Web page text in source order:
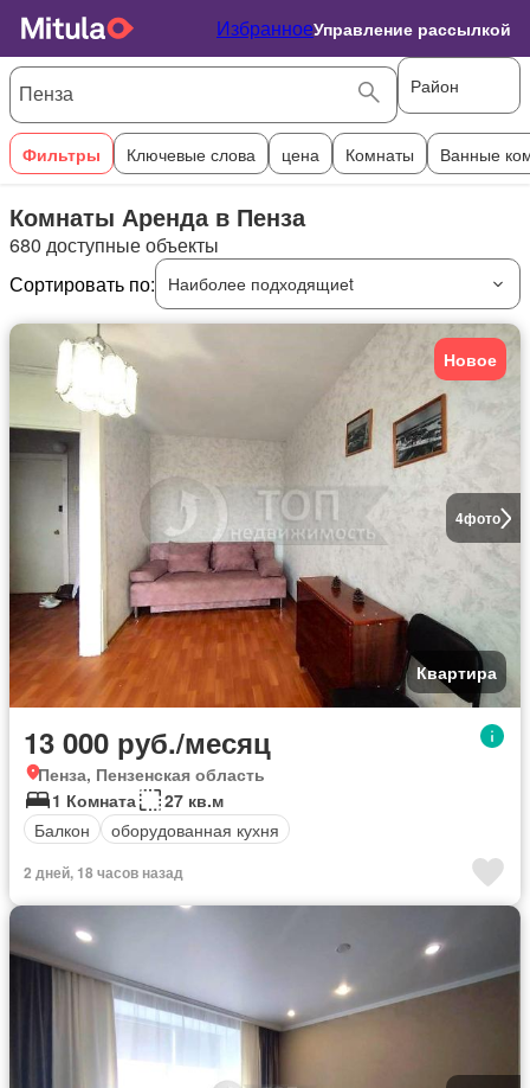
ИзбранноеУправление рассылкой
Район
Фильтры Ключевые слова цена Комнаты Ванные
Комнаты Аренда в Пенза
680 доступные объекты
Сортировать по:
Наиболее подходящиеt
4фото
Новое
Квартира
13 000 руб./месяц
Пенза, Пензенская область
1 Комната
27 кв.м
Балкон
оборудованная кухня
2 дней, 18 часов назад